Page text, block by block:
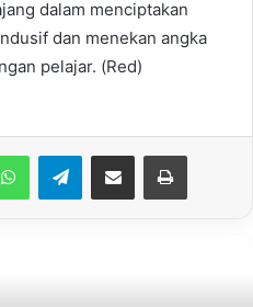
dalam menciptakan
dan menekan angka
pelajar. (Red)
Telegram